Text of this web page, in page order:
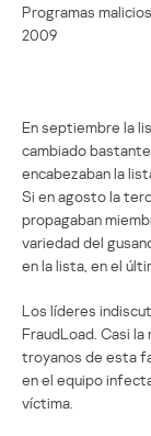
Programas
2009
En septiembre la
cambiado
encabezaban la
Si en agosto la
propagaban
variedad del
en la lista, en el
Los líderes
FraudLoad. Casi
troyanos de esta
en el equipo
víctima.